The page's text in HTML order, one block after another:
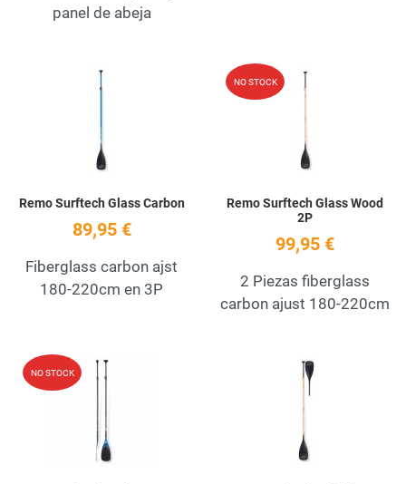
panel de abeja
Add to Wishlist
Remo Surftech Glass Carbon
89,95 €
Fiberglass carbon ajst
180-220cm en 3P
NO STOCK
Remo Surftech Glass Wood
2P
99,95 €
2 Piezas fiberglass
carbon ajust 180-220cm
NO STOCK